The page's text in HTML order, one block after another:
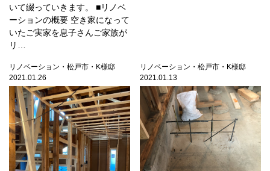
いて綴っていきます。 ■リノベ
ーションの概要 空き家になって
いたご実家を息子さんご家族が
リ…
リノベーション・松戸市・K様邸
2021.01.26
リノベーション・松戸市・K様邸
2021.01.13